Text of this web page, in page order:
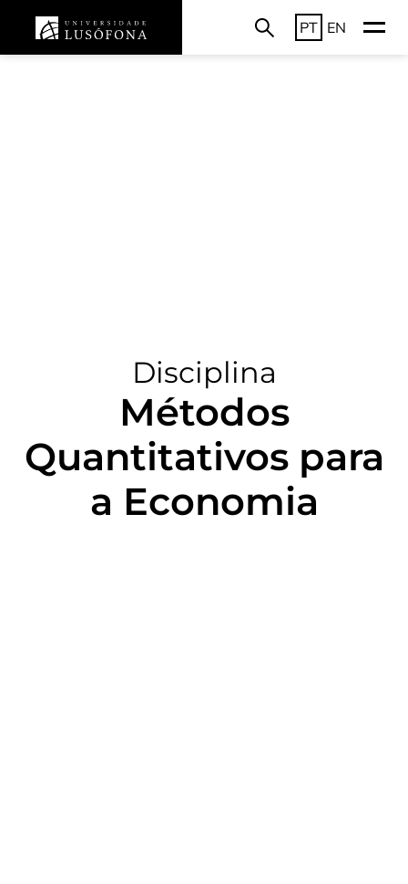
PT EN
Disciplina
Métodos
Quantitativos para
a Economia